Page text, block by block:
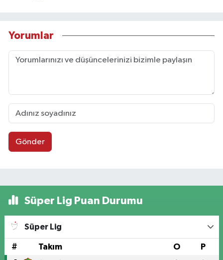
Yorumlar
Gönder
Süper Lig Puan Durumu
Süper Lig
# Takım O P